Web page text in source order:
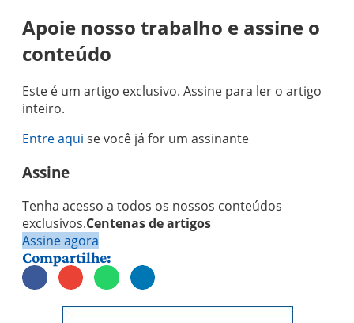
Apoie nosso trabalho e assine o
conteúdo
Este é um artigo exclusivo. Assine para ler o artigo
inteiro.
Entre aqui se você já for um assinante
Assine
Tenha acesso a todos os nossos conteúdos
exclusivos.Centenas de artigos
Assine agora
Compartilhe: